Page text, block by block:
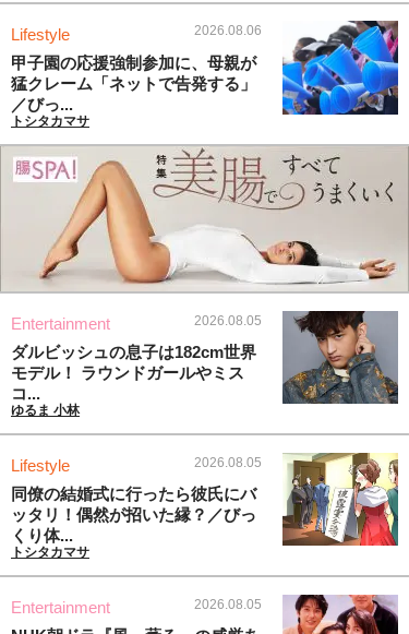
Lifestyle 2026.08.06
甲子園の応援強制参加に、母親が
猛クレーム「ネットで告発する」
／びっ...
トシタカマサ
Entertainment 2026.08.05
ダルビッシュの息子は182cm世界
モデル！ ラウンドガールやミス
コ...
ゆるま 小林
Lifestyle 2026.08.05
同僚の結婚式に行ったら彼氏にバ
ッタリ！偶然が招いた縁？／びっ
くり体...
トシタカマサ
Entertainment 2026.08.05